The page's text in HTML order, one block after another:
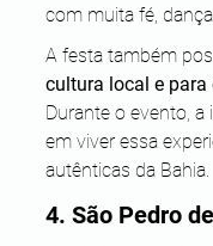
com muita fé,
A festa também
cultura local e
Durante o evento,
em viver essa
autênticas da Bahia.
4. São Pedro